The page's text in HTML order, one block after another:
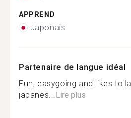
APPREND
Japonais
Partenaire de langue idéal
Fun, easygoing and likes to
japanes...Lire plus